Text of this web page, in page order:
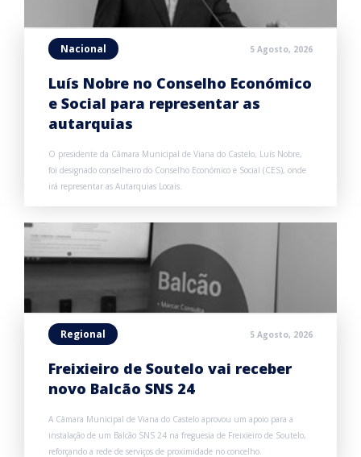
Nacional 5 Agosto, 2026
Luís Nobre no Conselho Económico
e Social para representar as
autarquias
O presidente da Câmara Municipal de Viana do Castelo, Luís Nobre,
foi designado conselheiro do Conselho Económico e Social (CES), onde
irá representar as Autarquias Locais.
Regional 5 Agosto, 2026
Freixieiro de Soutelo vai receber
novo Balcão SNS 24
A Câmara Municipal de Viana do Castelo aprovou um apoio para a
instalação de um Balcão SNS 24 na freguesia de Freixieiro de Soutelo,
reforçando a rede de serviços de proximidade no concelho.